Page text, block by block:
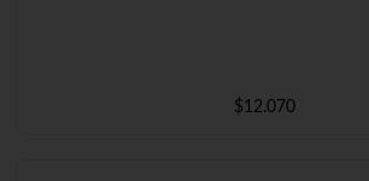
$12.070